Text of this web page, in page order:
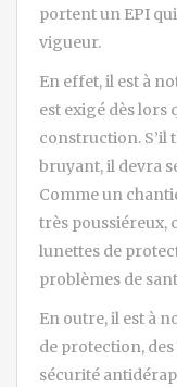
portent un EPI
vigueur.
En effet, il est à
est exigé dès lors
construction. S’il
bruyant, il devra
Comme un
très poussiéreux,
lunettes de
problèmes de
En outre, il est à
de protection,
sécurité